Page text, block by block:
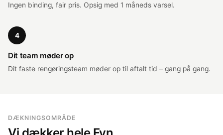
Ingen binding, fair pris. Opsig med 1 måneds varsel.
4
Dit team møder op
Dit faste rengøringsteam møder op til aftalt tid – gang på gang.
DÆKNINGSOMRÅDE